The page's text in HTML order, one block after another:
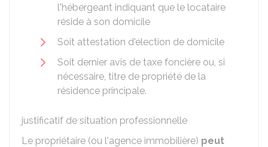
l'hébergeant indiquant que le locataire
réside à son domicile
Soit attestation d'élection de domicile
Soit dernier avis de taxe foncière ou, si
nécessaire, titre de propriété de la
résidence principale.
justificatif de situation professionnelle
Le propriétaire (ou l'agence immobilière) peut